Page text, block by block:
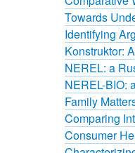
Towards
Identifying
Konstruktor:
NEREL: a
NEREL-BIO:
Family
Comparing
Consumer